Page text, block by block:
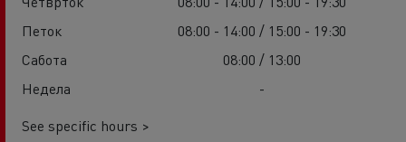
Петок
08:00 - 14:00 / 15:00 - 19:30
Сабота
08:00 / 13:00
Недела
-
See specific hours >